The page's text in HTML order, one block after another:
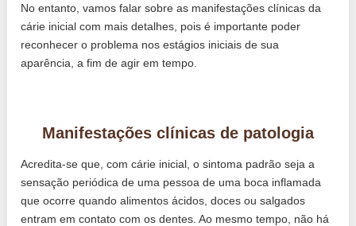
No entanto, vamos falar sobre as manifestações clínicas da
cárie inicial com mais detalhes, pois é importante poder
reconhecer o problema nos estágios iniciais de sua
aparência, a fim de agir em tempo.
Manifestações clínicas de patologia
Acredita-se que, com cárie inicial, o sintoma padrão seja a
sensação periódica de uma pessoa de uma boca inflamada
que ocorre quando alimentos ácidos, doces ou salgados
entram em contato com os dentes. Ao mesmo tempo, não há